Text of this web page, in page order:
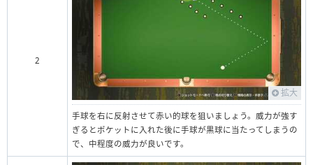
2
拡大
手球を右に反射させて赤い的球を狙いましょう。威力が強す
ぎるとポケットに入れた後に手球が黒球に当たってしまうの
で、中程度の威力が良いです。